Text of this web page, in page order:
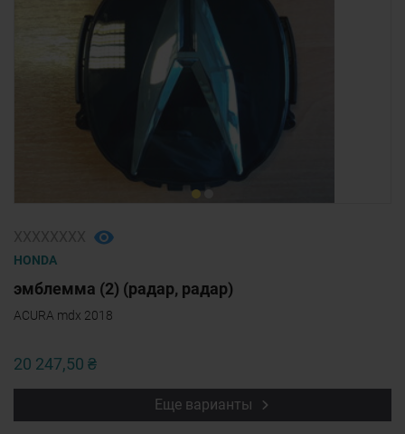
HONDA
эмблемма (2) (радар, радар)
ACURA mdx 2018
20 247,50 ₴
Еще варианты